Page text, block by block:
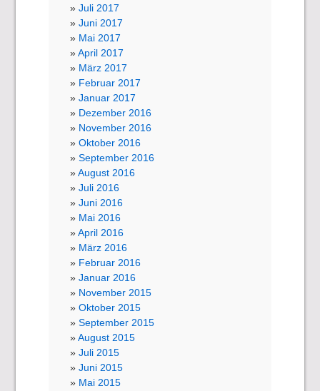
Juli 2017
Juni 2017
Mai 2017
April 2017
März 2017
Februar 2017
Januar 2017
Dezember 2016
November 2016
Oktober 2016
September 2016
August 2016
Juli 2016
Juni 2016
Mai 2016
April 2016
März 2016
Februar 2016
Januar 2016
November 2015
Oktober 2015
September 2015
August 2015
Juli 2015
Juni 2015
Mai 2015